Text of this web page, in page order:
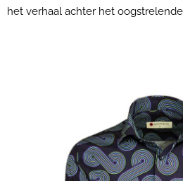
het verhaal achter het